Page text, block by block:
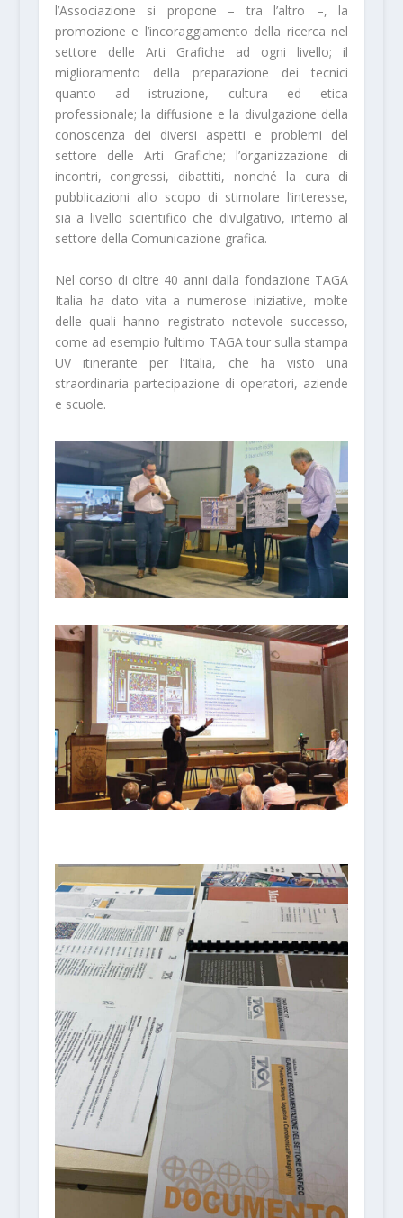
l’Associazione si propone – tra l’altro –, la
promozione e l’incoraggiamento della ricerca nel
settore delle Arti Grafiche ad ogni livello; il
miglioramento della preparazione dei tecnici
quanto ad istruzione, cultura ed etica
professionale; la diffusione e la divulgazione della
conoscenza dei diversi aspetti e problemi del
settore delle Arti Grafiche; l’organizzazione di
incontri, congressi, dibattiti, nonché la cura di
pubblicazioni allo scopo di stimolare l’interesse,
sia a livello scientifico che divulgativo, interno al
settore della Comunicazione grafica.
Nel corso di oltre 40 anni dalla fondazione TAGA
Italia ha dato vita a numerose iniziative, molte
delle quali hanno registrato notevole successo,
come ad esempio l’ultimo TAGA tour sulla stampa
UV itinerante per l’Italia, che ha visto una
straordinaria partecipazione di operatori, aziende
e scuole.